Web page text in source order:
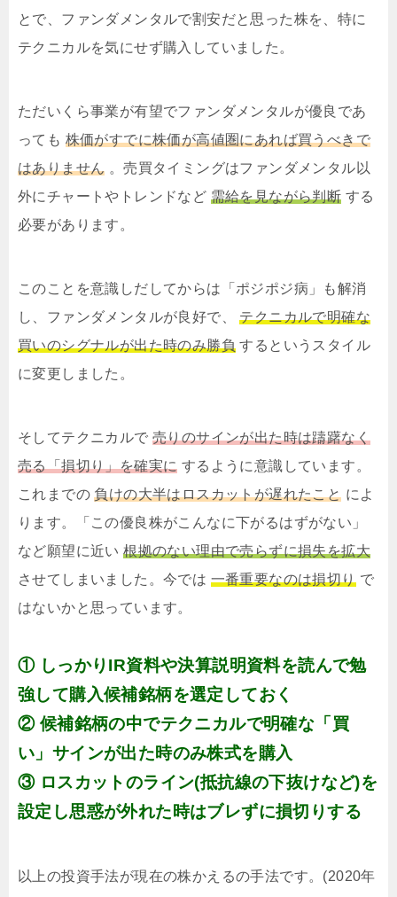
とで、ファンダメンタルで割安だと思った株を、特に
テクニカルを気にせず購入していました。
ただいくら事業が有望でファンダメンタルが優良であ
っても 株価がすでに株価が高値圏にあれば買うべきで
はありません 。売買タイミングはファンダメンタル以
外にチャートやトレンドなど 需給を見ながら判断 する
必要があります。
このことを意識しだしてからは「ポジポジ病」も解消
し、ファンダメンタルが良好で、テクニカルで明確な
買いのシグナルが出た時のみ勝負 するというスタイル
に変更しました。
そしてテクニカルで 売りのサインが出た時は躊躇なく
売る「損切り」を確実に するように意識しています。
これまでの負けの大半はロスカットが遅れたこと によ
ります。「この優良株がこんなに下がるはずがない」
など願望に近い根拠のない理由で売らずに損失を拡大
させてしまいました。今では 一番重要なのは損切りで
はないかと思っています。
① しっかりIR資料や決算説明資料を読んで勉
強して購入候補銘柄を選定しておく
② 候補銘柄の中でテクニカルで明確な「買
い」サインが出た時のみ株式を購入
③ ロスカットのライン(抵抗線の下抜けなど)を
設定し思惑が外れた時はブレずに損切りする
以上の投資手法が現在の株かえるの手法です。(2020年